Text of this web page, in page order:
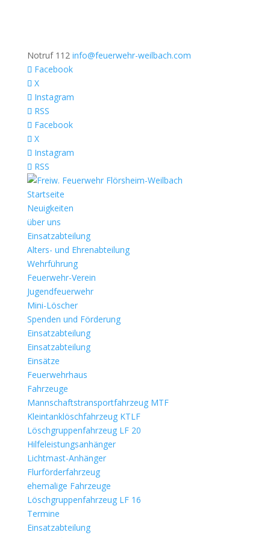
Notruf 112 info@feuerwehr-weilbach.com
Facebook
X
Instagram
RSS
Facebook
X
Instagram
RSS
Startseite
Neuigkeiten
über uns
Einsatzabteilung
Alters- und Ehrenabteilung
Wehrführung
Feuerwehr-Verein
Jugendfeuerwehr
Mini-Löscher
Spenden und Förderung
Einsatzabteilung
Einsatzabteilung
Einsätze
Feuerwehrhaus
Fahrzeuge
Mannschaftstransportfahrzeug MTF
Kleintanklöschfahrzeug KTLF
Löschgruppenfahrzeug LF 20
Hilfeleistungsanhänger
Lichtmast-Anhänger
Flurförderfahrzeug
ehemalige Fahrzeuge
Löschgruppenfahrzeug LF 16
Termine
Einsatzabteilung